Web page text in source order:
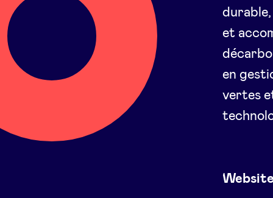
et
en
vertes
Website